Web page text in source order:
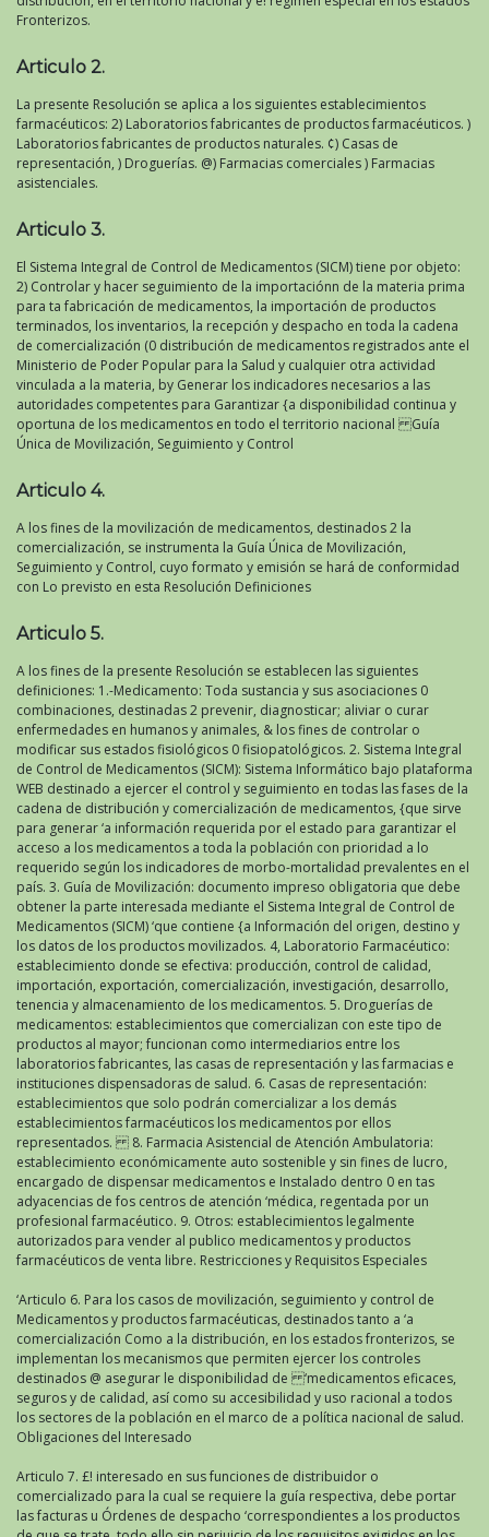
Fronterizos.
Articulo 2.
La presente Resolución se aplica a los siguientes establecimientos
farmacéuticos: 2) Laboratorios fabricantes de productos farmacéuticos. )
Laboratorios fabricantes de productos naturales. ¢) Casas de
representación, ) Droguerías. @) Farmacias comerciales ) Farmacias
asistenciales.
Articulo 3.
El Sistema Integral de Control de Medicamentos (SICM) tiene por objeto:
2) Controlar y hacer seguimiento de la importaciónn de la materia prima
para ta fabricación de medicamentos, la importación de productos
terminados, los inventarios, la recepción y despacho en toda la cadena
de comercialización (0 distribución de medicamentos registrados ante el
Ministerio de Poder Popular para la Salud y cualquier otra actividad
vinculada a la materia, by Generar los indicadores necesarios a las
autoridades competentes para Garantizar {a disponibilidad continua y
oportuna de los medicamentos en todo el territorio nacional Guía
Única de Movilización, Seguimiento y Control
Articulo 4.
A los fines de la movilización de medicamentos, destinados 2 la
comercialización, se instrumenta la Guía Única de Movilización,
Seguimiento y Control, cuyo formato y emisión se hará de conformidad
con Lo previsto en esta Resolución Definiciones
Articulo 5.
A los fines de la presente Resolución se establecen las siguientes
definiciones: 1.-Medicamento: Toda sustancia y sus asociaciones 0
combinaciones, destinadas 2 prevenir, diagnosticar; aliviar o curar
enfermedades en humanos y animales, & los fines de controlar o
modificar sus estados fisiológicos 0 fisiopatológicos. 2. Sistema Integral
de Control de Medicamentos (SICM): Sistema Informático bajo plataforma
WEB destinado a ejercer el control y seguimiento en todas las fases de la
cadena de distribución y comercialización de medicamentos, {que sirve
para generar ‘a información requerida por el estado para garantizar el
acceso a los medicamentos a toda la población con prioridad a lo
requerido según los indicadores de morbo-mortalidad prevalentes en el
país. 3. Guía de Movilización: documento impreso obligatoria que debe
obtener la parte interesada mediante el Sistema Integral de Control de
Medicamentos (SICM) ‘que contiene {a Información del origen, destino y
los datos de los productos movilizados. 4, Laboratorio Farmacéutico:
establecimiento donde se efectiva: producción, control de calidad,
importación, exportación, comercialización, investigación, desarrollo,
tenencia y almacenamiento de los medicamentos. 5. Droguerías de
medicamentos: establecimientos que comercializan con este tipo de
productos al mayor; funcionan como intermediarios entre los
laboratorios fabricantes, las casas de representación y las farmacias e
instituciones dispensadoras de salud. 6. Casas de representación:
establecimientos que solo podrán comercializar a los demás
establecimientos farmacéuticos los medicamentos por ellos
representados. 8. Farmacia Asistencial de Atención Ambulatoria:
establecimiento económicamente auto sostenible y sin fines de lucro,
encargado de dispensar medicamentos e Instalado dentro 0 en tas
adyacencias de fos centros de atención ‘médica, regentada por un
profesional farmacéutico. 9. Otros: establecimientos legalmente
autorizados para vender al publico medicamentos y productos
farmacéuticos de venta libre. Restricciones y Requisitos Especiales
‘Articulo 6. Para los casos de movilización, seguimiento y control de
Medicamentos y productos farmacéuticas, destinados tanto a ‘a
comercialización Como a la distribución, en los estados fronterizos, se
implementan los mecanismos que permiten ejercer los controles
destinados @ asegurar le disponibilidad de ‘medicamentos eficaces,
seguros y de calidad, así como su accesibilidad y uso racional a todos
los sectores de la población en el marco de a política nacional de salud.
Obligaciones del Interesado
Articulo 7. £! interesado en sus funciones de distribuidor o
comercializado para la cual se requiere la guía respectiva, debe portar
las facturas u Órdenes de despacho ‘correspondientes a los productos